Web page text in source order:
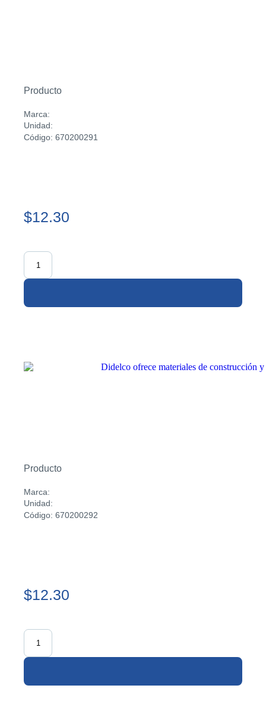
Producto
Marca:
Unidad:
Código: 670200291
$12.30
Producto
Marca:
Unidad:
Código: 670200292
$12.30